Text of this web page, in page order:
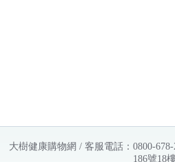
大樹健康購物網 / 客服電話：0800-
186號18